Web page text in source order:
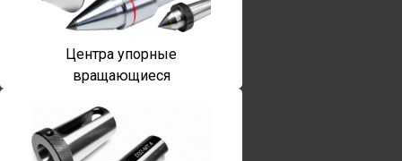
Центра упорные
вращающиеся